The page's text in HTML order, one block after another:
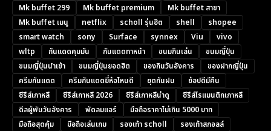
Mk buffet 299
Mk buffet premium
Mk buffet สาขา
Mk buffet เมนู
netflix scholl รุ่นฮิต shell
shopee
smart watch
sony Surface synnex Viu
vivo
wltp
กันแดดคุมมัน กันแดดทาหน้า ขนมกินเล่น
ขนมญี่ปุ่น
ขนมญี่ปุ่นนำเข้า
ขนมญี่ปุ่นยอดฮิต ของกินวันอังคาร
ของฝากญี่ปุ่น
ครีมกันแดด
ครีมกันแดดยี่ห้อไหนดี ชุดกันฝน
ช้อปดีมีคืน
ซีรีส์เกาหลี
ซีรีส์เกาหลี 2026 ซีรีส์เกาหลีน่าดู
ซีรีส์โรแมนติกเกาหลี
ดีลผู้พันวันอังคาร
พัดลมแอร์
มือถือราคาไม่เกิน 5000 บาท
มือถือสุดคุ้ม
มือถือเล่นเกม รองเท้า scholl
รองเท้าสกอลล์